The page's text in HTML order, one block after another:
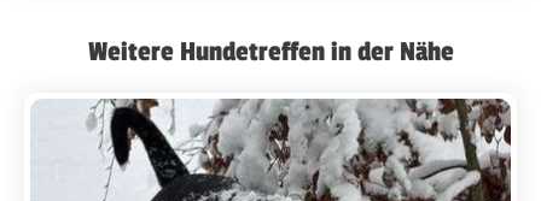
Weitere Hundetreffen in der Nähe